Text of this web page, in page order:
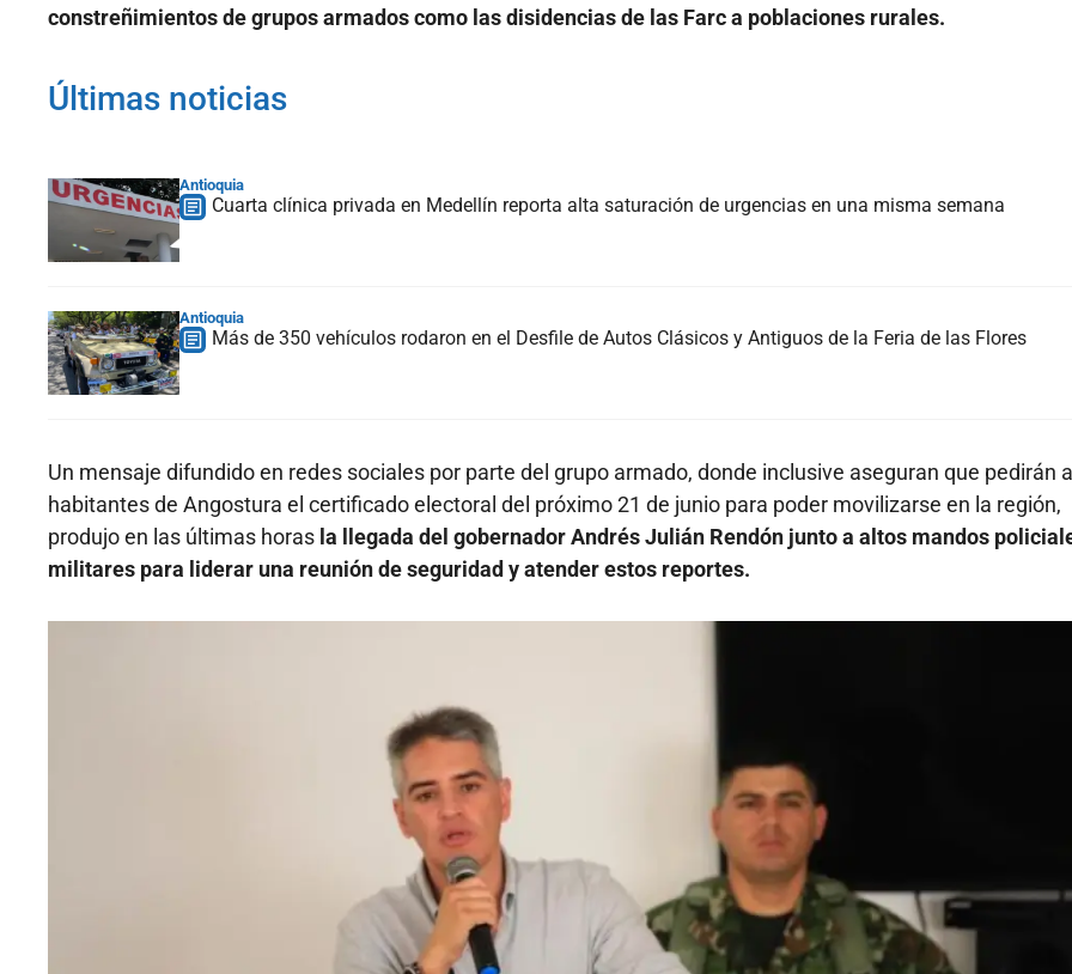
constreñimientos de grupos armados como las disidencias de las Farc a poblaciones rurales.
Últimas noticias
Antioquia
Cuarta clínica privada en Medellín reporta alta saturación de urgencias en una misma semana
Antioquia
Más de 350 vehículos rodaron en el Desfile de Autos Clásicos y Antiguos de la Feria de las Flores
Un mensaje difundido en redes sociales por parte del grupo armado, donde inclusive aseguran que pedirán a
habitantes de Angostura el certificado electoral del próximo 21 de junio para poder movilizarse en la región,
produjo en las últimas horas la llegada del gobernador Andrés Julián Rendón junto a altos mandos
militares para liderar una reunión de seguridad y atender estos reportes.